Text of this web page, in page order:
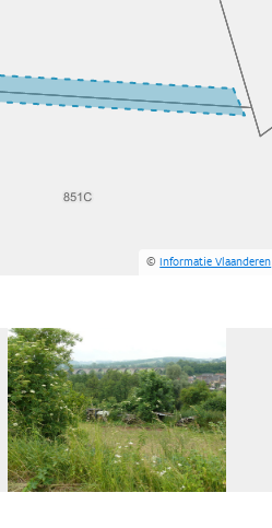
©Informatie Vlaanderen